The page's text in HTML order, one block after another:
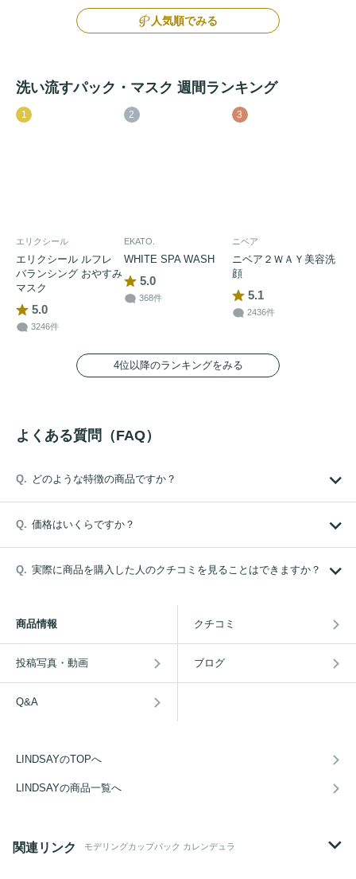
人気順でみる
洗い流すパック・マスク 週間ランキング
1
エリクシール
エリクシール ルフレ
バランシング おやすみ
マスク
5.0
3246件
2
EKATO.
WHITE SPA WASH
5.0
368件
3
ニベア
ニベア２ＷＡＹ美容洗
顔
5.1
2436件
4位以降のランキングをみる
よくある質問（FAQ）
どのような特徴の商品ですか？
価格はいくらですか？
実際に商品を購入した人のクチコミを見ることはできますか？
商品情報 クチコミ
投稿写真・動画 ブログ
Q&A
LINDSAYのTOPへ
LINDSAYの商品一覧へ
関連リンク モデリングカップパック カレンデュラ